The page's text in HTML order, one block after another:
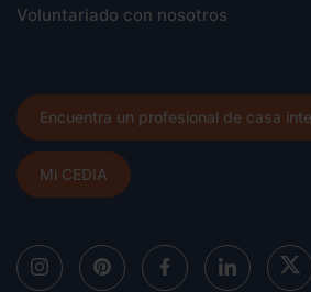
Voluntariado con nosotros
Encuentra un profesional de casa
Mi CEDIA